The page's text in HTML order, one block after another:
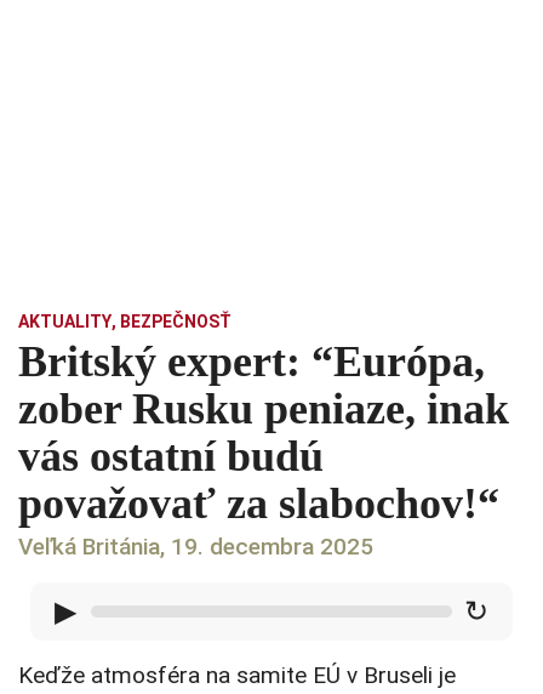
AKTUALITY, BEZPEČNOSŤ
Britský expert: “Európa,
zober Rusku peniaze, inak
vás ostatní budú
považovať za slabochov!“
Veľká Británia, 19. decembra 2025
▶ ↻
Keďže atmosféra na samite EÚ v Bruseli je